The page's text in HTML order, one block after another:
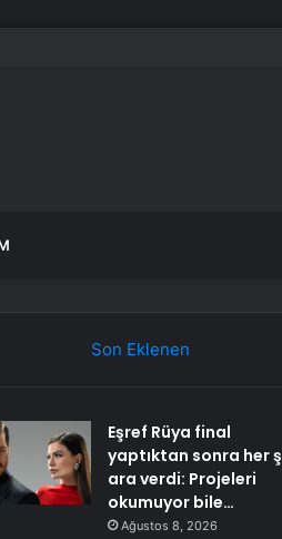
Son Eklenen
Eşref Rüya final
yaptıktan sonra her
ara verdi: Projeleri
okumuyor bile…
Ağustos 8, 2026